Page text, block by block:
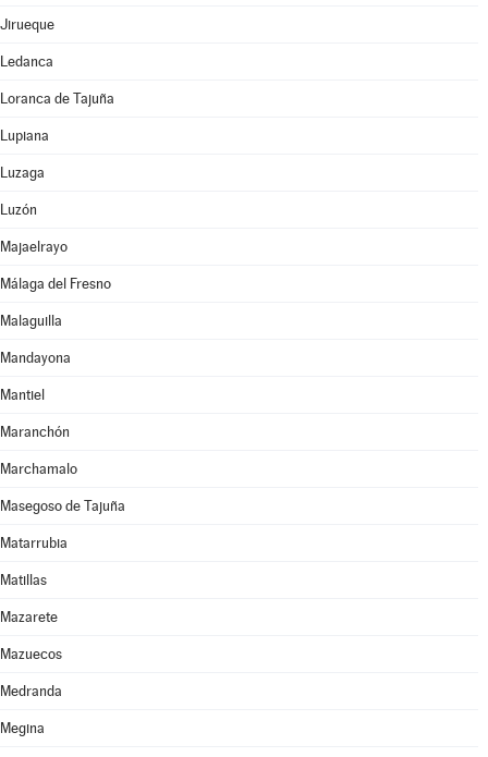
Jirueque
Ledanca
Loranca de Tajuña
Lupiana
Luzaga
Luzón
Majaelrayo
Málaga del Fresno
Malaguilla
Mandayona
Mantiel
Maranchón
Marchamalo
Masegoso de Tajuña
Matarrubia
Matillas
Mazarete
Mazuecos
Medranda
Megina